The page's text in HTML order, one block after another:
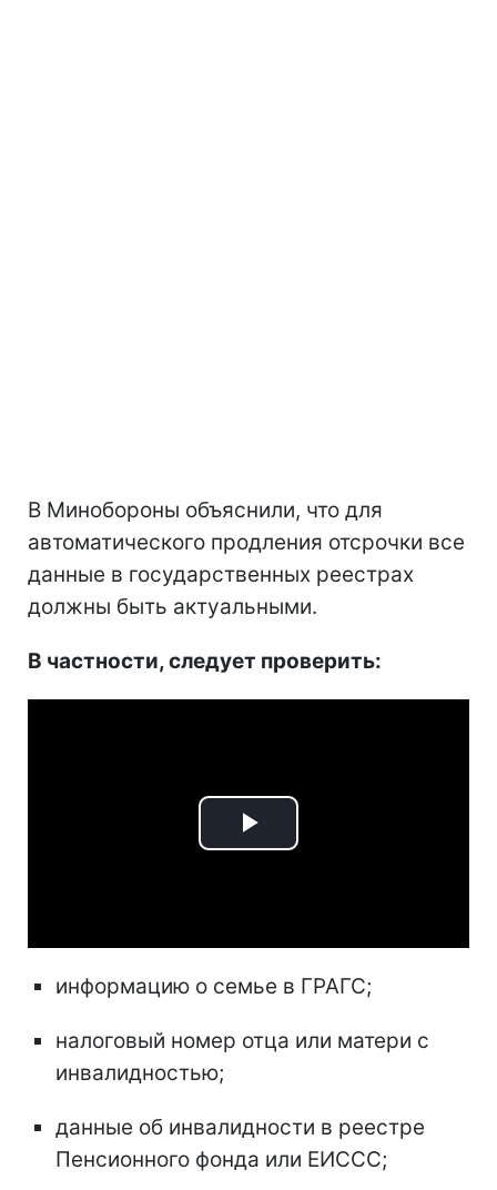
В Минобороны объяснили, что для
автоматического продления отсрочки все
данные в государственных реестрах
должны быть актуальными.
В частности, следует проверить:
Play
информацию о семье в ГРАГС;
налоговый номер отца или матери с
инвалидностью;
данные об инвалидности в реестре
Пенсионного фонда или ЕИССС;